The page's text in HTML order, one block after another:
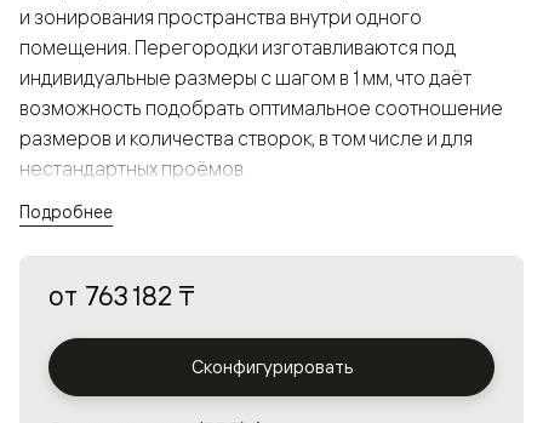
и зонирования пространства внутри одного
помещения. Перегородки изготавливаются под
индивидуальные размеры с шагом в 1 мм, что даёт
возможность подобрать оптимальное соотношение
размеров и количества створок, в том числе и для
нестандартных проёмов.
а большой выбор вставок из стекла с различными
решения в интерьере и варьировать освещённость.
Подробнее
от 763 182 ₸
Сконфигурировать